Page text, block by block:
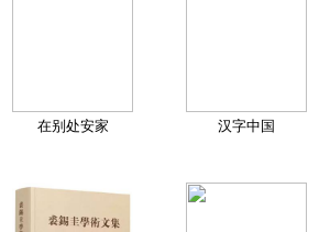
在别处安家 汉字中国